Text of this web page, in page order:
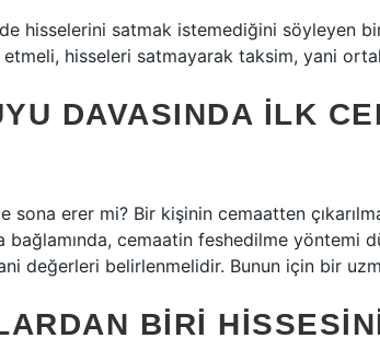
hisselerini satmak istemediğini söyleyen bir
etmeli, hisseleri satmayarak taksim, yani
DAVASINDA ILK
sona erer mi? Bir kişinin cemaatten
bağlamında, cemaatin feshedilme yöntemi
değerleri belirlenmelidir. Bunun için bir
BIRI